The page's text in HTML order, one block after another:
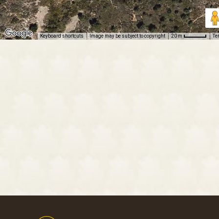
Keyboard shortcuts Image may be subject to copyright 20 m